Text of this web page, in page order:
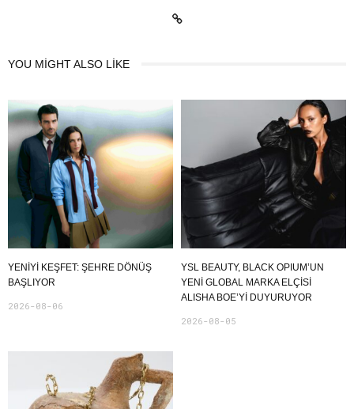
YOU MIGHT ALSO LIKE
YENIYI KEŞFET: ŞEHRE DÖNÜŞ
BAŞLIYOR
2026-08-06
YSL BEAUTY, BLACK OPIUM’UN
YENİ GLOBAL MARKA ELÇİSİ
ALISHA BOE’Yİ DUYURUYOR
2026-08-05